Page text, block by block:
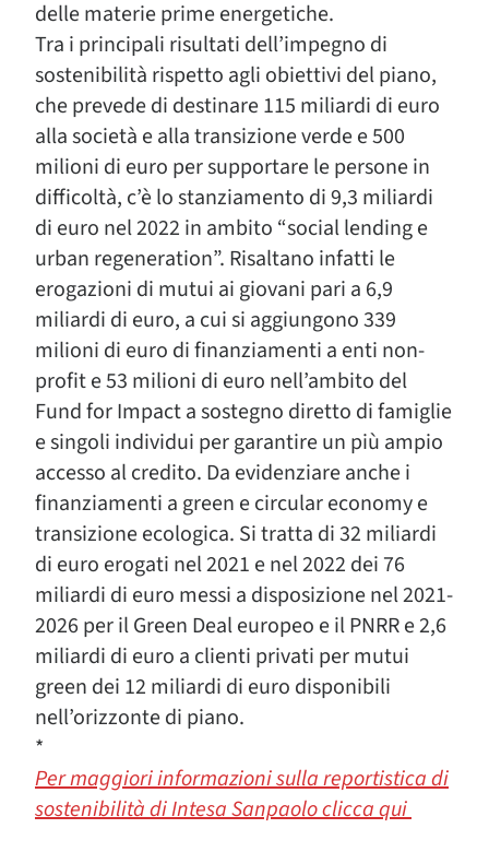
delle materie prime energetiche.
Tra i principali risultati dell’impegno di
sostenibilità rispetto agli obiettivi del piano,
che prevede di destinare 115 miliardi di euro
alla società e alla transizione verde e 500
milioni di euro per supportare le persone in
difficoltà, c’è lo stanziamento di 9,3 miliardi
di euro nel 2022 in ambito “social lending e
urban regeneration”. Risaltano infatti le
erogazioni di mutui ai giovani pari a 6,9
miliardi di euro, a cui si aggiungono 339
milioni di euro di finanziamenti a enti non-
profit e 53 milioni di euro nell’ambito del
Fund for Impact a sostegno diretto di famiglie
e singoli individui per garantire un più ampio
accesso al credito. Da evidenziare anche i
finanziamenti a green e circular economy e
transizione ecologica. Si tratta di 32 miliardi
di euro erogati nel 2021 e nel 2022 dei 76
miliardi di euro messi a disposizione nel 2021-
2026 per il Green Deal europeo e il PNRR e 2,6
miliardi di euro a clienti privati per mutui
green dei 12 miliardi di euro disponibili
nell’orizzonte di piano.
*
Per maggiori informazioni sulla reportistica di
sostenibilità di Intesa Sanpaolo clicca qui